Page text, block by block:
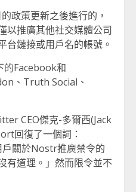
政策更新之後進行的，
以推廣其他社交媒體公司
台鏈接或用戶名的帳號。
的Facebook和
、Truth Social、
CEO傑克-多爾西(Jack
回復了一個詞：
戶關於Nostr推廣禁令的
有道理。」然而限令並不